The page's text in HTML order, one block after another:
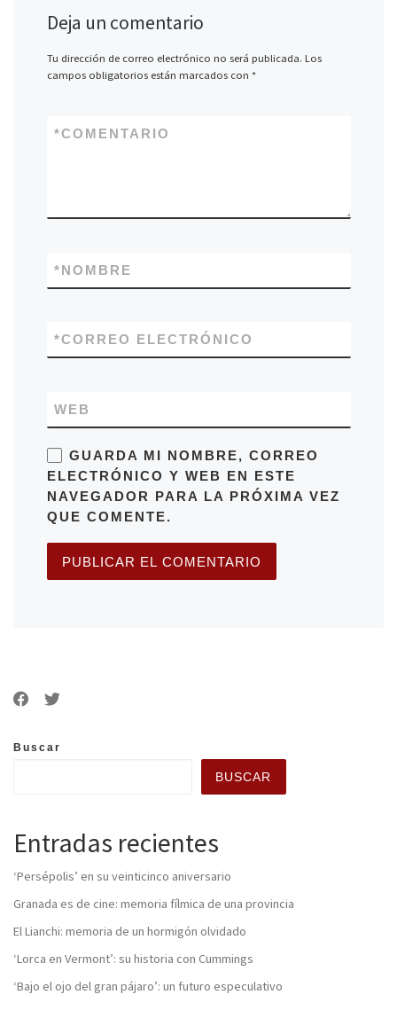
Deja un comentario
Tu dirección de correo electrónico no será publicada. Los
campos obligatorios están marcados con *
COMENTARIO
*
NOMBRE
*
CORREO ELECTRÓNICO
*
WEB
GUARDA MI NOMBRE, CORREO
ELECTRÓNICO Y WEB EN ESTE
NAVEGADOR PARA LA PRÓXIMA VEZ
QUE COMENTE.
Buscar
BUSCAR
Entradas recientes
‘Persépolis’ en su veinticinco aniversario
Granada es de cine: memoria fílmica de una provincia
El Lianchi: memoria de un hormigón olvidado
‘Lorca en Vermont’: su historia con Cummings
‘Bajo el ojo del gran pájaro’: un futuro especulativo